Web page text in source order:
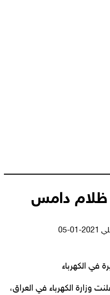
أرسل
2021-01-05
في الكهرباء
أعلنت وزارة الكهرباء في العراق،